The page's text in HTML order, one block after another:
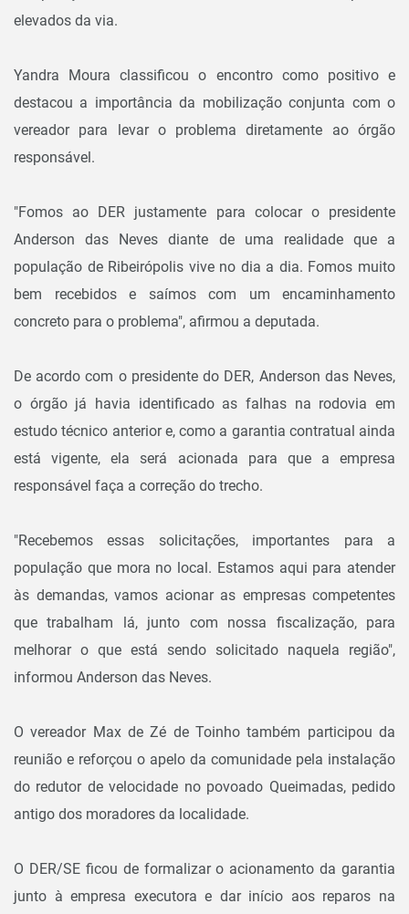
elevados da via.
Yandra Moura classificou o encontro como positivo e
destacou a importância da mobilização conjunta com o
vereador para levar o problema diretamente ao órgão
responsável.
"Fomos ao DER justamente para colocar o presidente
Anderson das Neves diante de uma realidade que a
população de Ribeirópolis vive no dia a dia. Fomos muito
bem recebidos e saímos com um encaminhamento
concreto para o problema", afirmou a deputada.
De acordo com o presidente do DER, Anderson das Neves,
o órgão já havia identificado as falhas na rodovia em
estudo técnico anterior e, como a garantia contratual ainda
está vigente, ela será acionada para que a empresa
responsável faça a correção do trecho.
"Recebemos essas solicitações, importantes para a
população que mora no local. Estamos aqui para atender
às demandas, vamos acionar as empresas competentes
que trabalham lá, junto com nossa fiscalização, para
melhorar o que está sendo solicitado naquela região",
informou Anderson das Neves.
O vereador Max de Zé de Toinho também participou da
reunião e reforçou o apelo da comunidade pela instalação
do redutor de velocidade no povoado Queimadas, pedido
antigo dos moradores da localidade.
O DER/SE ficou de formalizar o acionamento da garantia
junto à empresa executora e dar início aos reparos na